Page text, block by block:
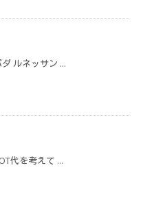
ルネッサン ...
代を考えて ...